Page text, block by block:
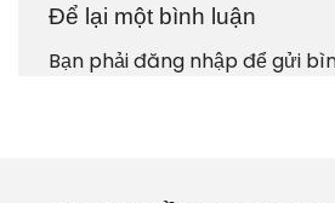
Để lại một bình luận
Bạn phảiđăng nhậpđể gửi